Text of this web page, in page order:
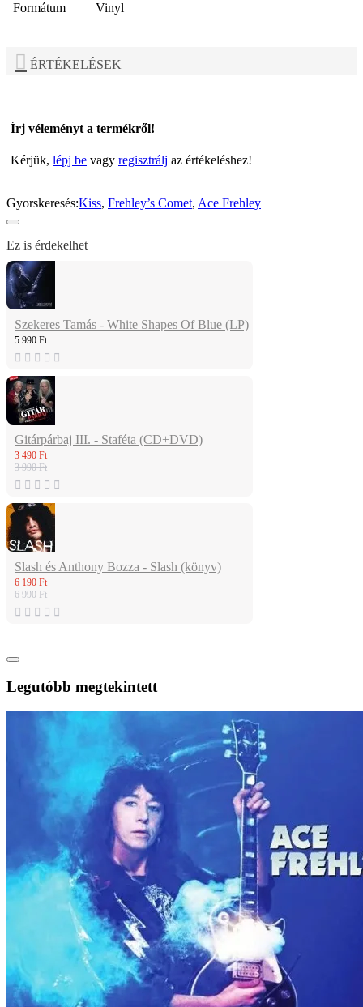
Formátum
Vinyl
ÉRTÉKELÉSEK
Írj véleményt a termékről!
Kérjük, lépj be vagy regisztrálj az értékeléshez!
Gyorskeresés:Kiss, Frehley’s Comet, Ace Frehley
Ez is érdekelhet
Szekeres Tamás - White Shapes Of Blue (LP)
5 990 Ft
Gitárpárbaj III. - Staféta (CD+DVD)
3 490 Ft
3 990 Ft
Slash és Anthony Bozza - Slash (könyv)
6 190 Ft
6 990 Ft
Legutóbb megtekintett